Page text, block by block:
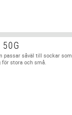
passar såväl till sockar som
stora och små.